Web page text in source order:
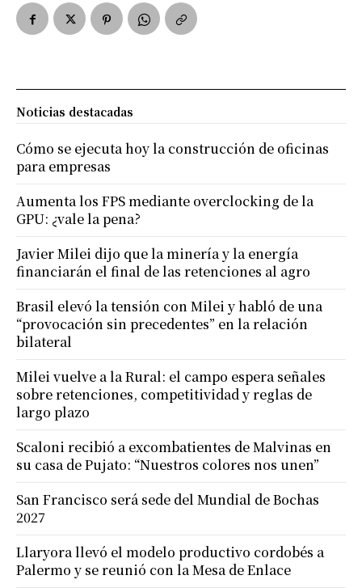
Noticias destacadas
Cómo se ejecuta hoy la construcción de oficinas
para empresas
Aumenta los FPS mediante overclocking de la
GPU: ¿vale la pena?
Javier Milei dijo que la minería y la energía
financiarán el final de las retenciones al agro
Brasil elevó la tensión con Milei y habló de una
“provocación sin precedentes” en la relación
bilateral
Milei vuelve a la Rural: el campo espera señales
sobre retenciones, competitividad y reglas de
largo plazo
Scaloni recibió a excombatientes de Malvinas en
su casa de Pujato: “Nuestros colores nos unen”
San Francisco será sede del Mundial de Bochas
2027
Llaryora llevó el modelo productivo cordobés a
Palermo y se reunió con la Mesa de Enlace